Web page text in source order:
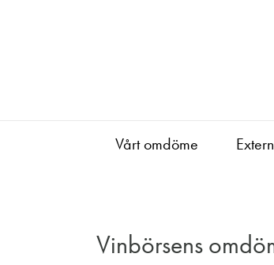
Vårt omdöme
Vinbörsens